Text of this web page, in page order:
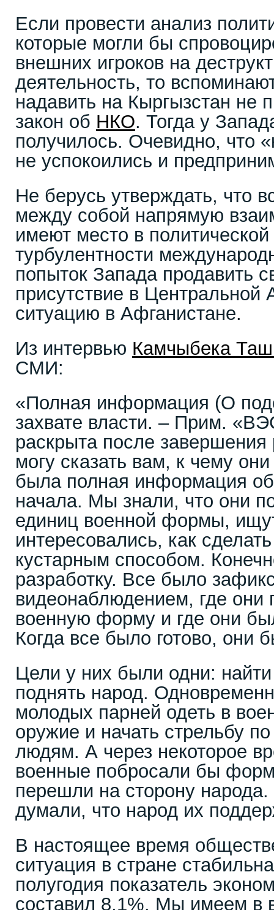
Если провести анализ
которые могли бы
внешних игроков на
деятельность, то
надавить на Кыргызстан не
закон об НКО. Тогда у
получилось. Очевидно, что
не успокоились и
Не берусь утверждать, что
между собой напрямую
имеют место в
турбулентности
попыток Запада продавить
присутствие в Центральной
ситуацию в Афганистане.
Из интервью Камчыбека
СМИ:
«Полная информация (О
захвате власти. – Прим.
раскрыта после
могу сказать вам, к чему
была полная информация
начала. Мы знали, что они
единиц военной формы,
интересовались, как
кустарным способом.
разработку. Все было
видеонаблюдением, где они
военную форму и где они
Когда все было готово, они
Цели у них были одни:
поднять народ.
молодых парней одеть в
оружие и начать стрельбу
людям. А через некоторое
военные побросали бы
перешли на сторону
думали, что народ их
В настоящее время
ситуация в стране
полугодия показатель
составил 8,1%. Мы имеем в